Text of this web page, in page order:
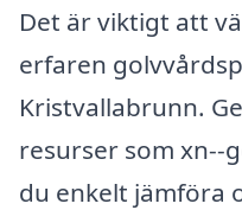
Det är viktigt att
erfaren
Kristvallabrunn.
resurser som xn--
du enkelt jämföra